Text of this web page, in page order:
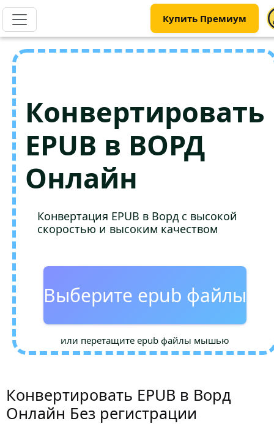
Купить Премиум
Конвертировать
EPUB в ВОРД
Онлайн
Конвертация EPUB в Ворд с высокой
скоростью и высоким качеством
Выберите epub файлы
или перетащите epub файлы мышью
Конвертировать EPUB в Ворд
Онлайн Без регистрации